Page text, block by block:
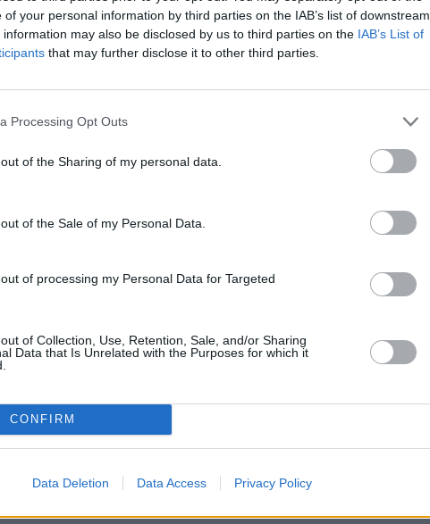
your personal information by third parties on the IAB’s list of downstream
may also be disclosed by us to third parties on the IAB’s List of
that may further disclose it to other third parties.
Processing Opt Outs
of the Sharing of my personal data.
of the Sale of my Personal Data.
of processing my Personal Data for Targeted
of Collection, Use, Retention, Sale, and/or Sharing
Data that Is Unrelated with the Purposes for which it
CONFIRM
Data Deletion Data Access Privacy Policy